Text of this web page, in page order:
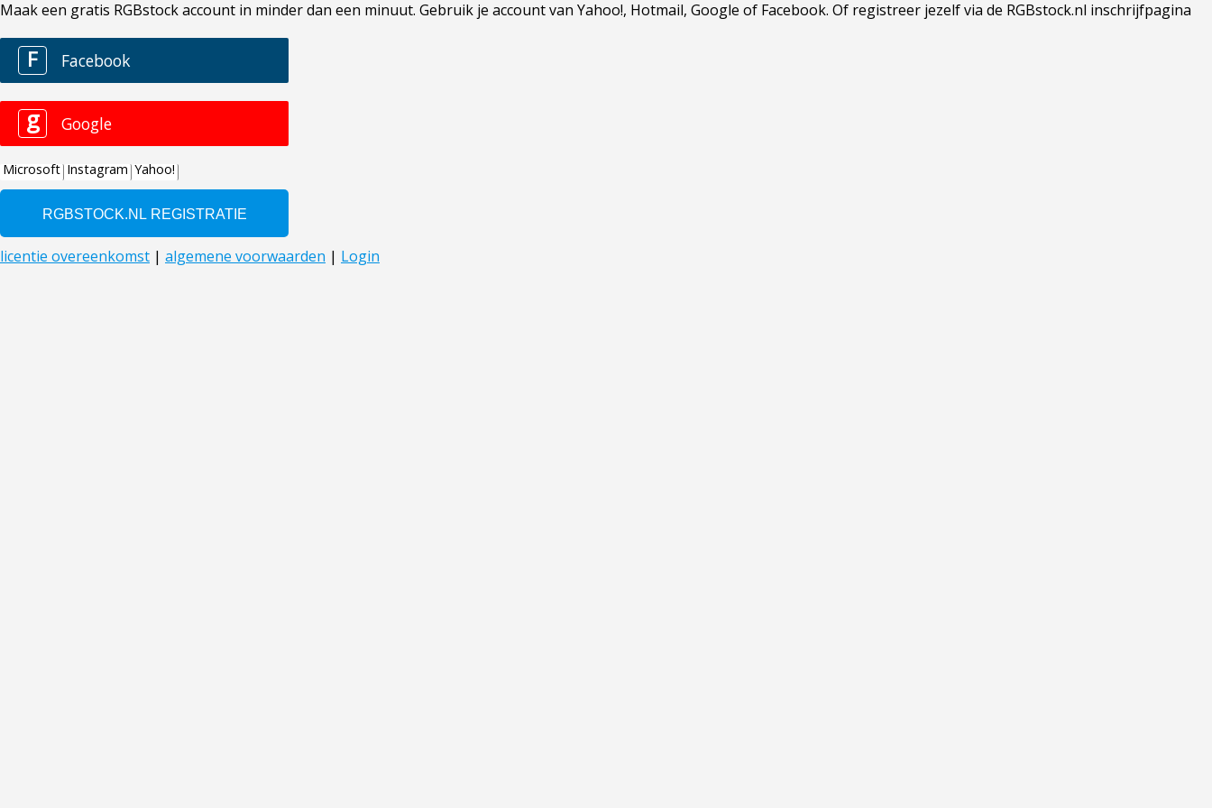
Maak een gratis RGBstock account in minder dan een minuut. Gebruik je account van Yahoo!, Hotmail, Google of Facebook. Of registreer jezelf via de RGBstock.nl inschrijfpagina
F Facebook
g Google
Microsoft Instagram Yahoo!
licentie overeenkomst | algemene voorwaarden | Login